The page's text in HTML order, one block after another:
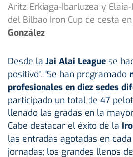
Aritz Erkiaga-Ibarluzea y
del Bilbao Iron Cup de cesta
González
Desde la Jai Alai League se
positivo”. “Se han programado
profesionales en diez sedes
participado un total de 47
llenado las gradas en la
Cabe destacar el éxito de la
las entradas agotadas en
jornadas; los grandes llenos de